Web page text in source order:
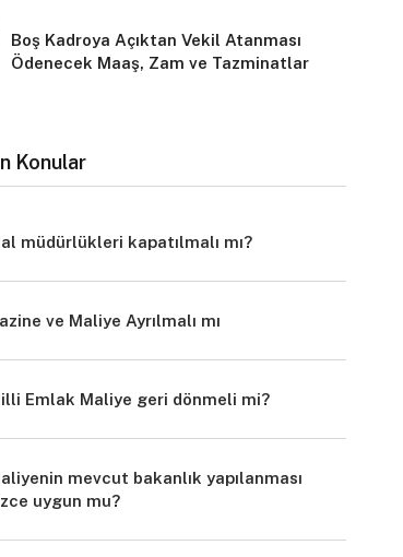
Boş Kadroya Açıktan Vekil Atanması
Ödenecek Maaş, Zam ve Tazminatlar
Konular
müdürlükleri kapatılmalı mı?
ve Maliye Ayrılmalı mı
Emlak Maliye geri dönmeli mi?
mevcut bakanlık yapılanması
uygun mu?